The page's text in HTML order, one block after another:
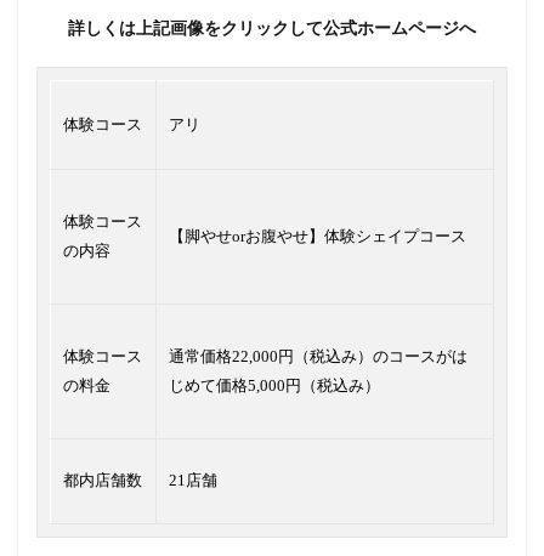
詳しくは上記画像をクリックして公式ホームページへ
体験コース アリ
体験コース
の内容
【脚やせorお腹やせ】体験シェイプコース
体験コース
の料金
通常価格22,000円（税込み）のコースがは
じめて価格5,000円（税込み）
都内店舗数 21店舗